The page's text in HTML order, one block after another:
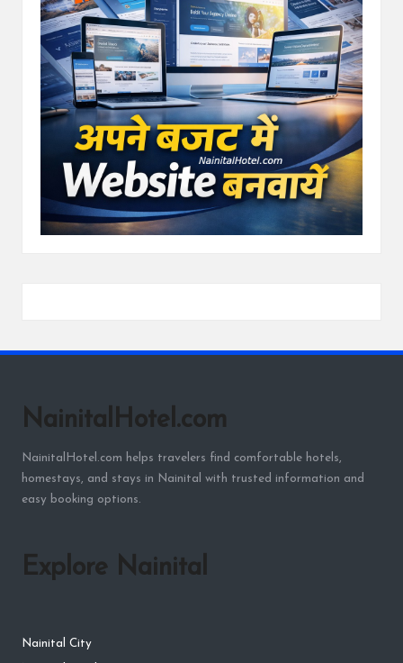
NainitalHotel.com
NainitalHotel.com helps travelers find comfortable hotels,
homestays, and stays in Nainital with trusted information and
easy booking options.
Explore Nainital
Nainital City